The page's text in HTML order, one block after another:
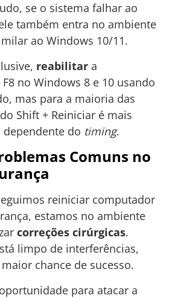
se o sistema falhar ao
também entra no ambiente
ao Windows 10/11.
reabilitar a
no Windows 8 e 10 usando
mas para a maioria das
Shift + Reiniciar é mais
do timing.
Comuns no
reiniciar computador
estamos no ambiente
correções cirúrgicas.
limpo de interferências,
chance de sucesso.
para atacar a